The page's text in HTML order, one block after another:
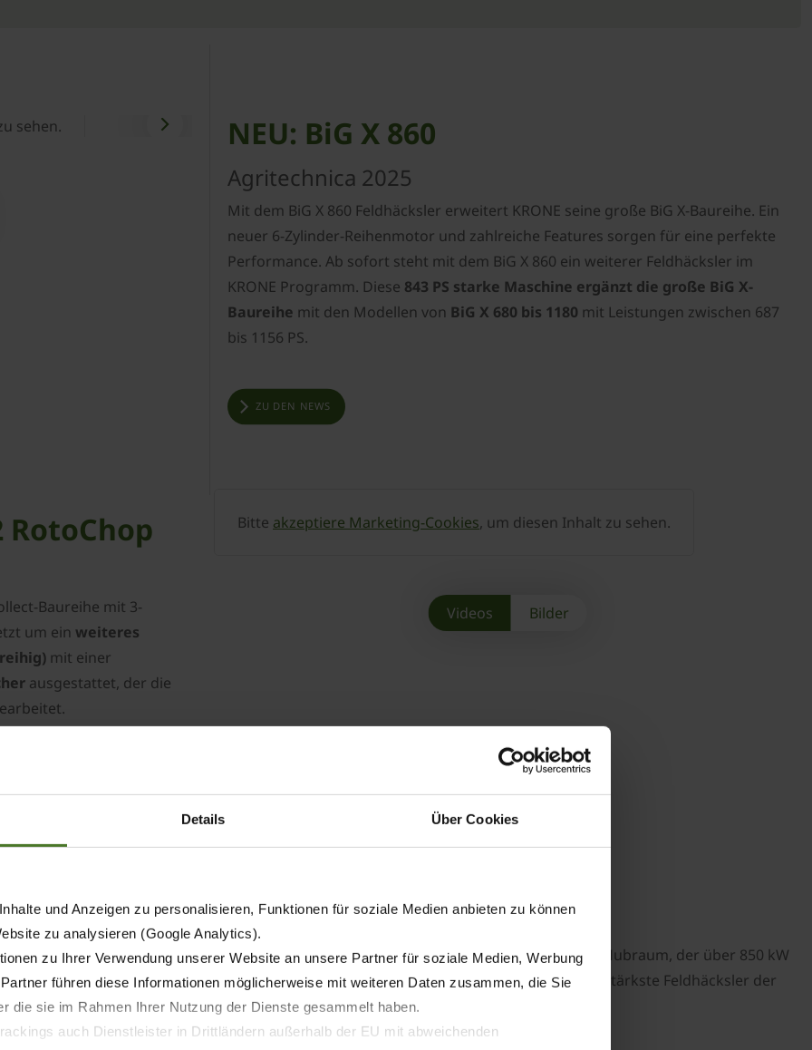
Details Über Cookies
und Anzeigen zu personalisieren, Funktionen für soziale Medien anbieten zu können
zu analysieren (Google Analytics).
zu Ihrer Verwendung unserer Website an unsere Partner für soziale Medien, Werbung
führen diese Informationen möglicherweise mit weiteren Daten zusammen, die Sie
die sie im Rahmen Ihrer Nutzung der Dienste gesammelt haben.
auch Dienstleister in Drittländern außerhalb der EU mit abweichenden
sehen. Bitteakzeptiere Marketing-Cookies
NEU: BiG X 860
Agritechnica 2025
Mit dem BiG X 860 Feldhäcksler erweitert KRONE seine große BiG X-Baureihe. Ein
neuer 6-Zylinder-Reihenmotor und zahlreiche Features sorgen für eine perfekte
Performance. Ab sofort steht mit dem BiG X 860 ein weiterer Feldhäcksler im
KRONE Programm. Diese 843 PS starke Maschine ergänzt die große BiG X-
Baureihe mit den Modellen von BiG X 680 bis 1180 mit Leistungen zwischen 687
bis 1156 PS.
ZU DEN NEWS
RotoChop
Baureihe mit 3-
um ein weiteres
mit einer
ausgestattet, der die
Bitte akzeptiere Marketing-Cookies, um diesen Inhalt zu sehen.
Videos Bilder
sehen.
KRONE BiG X 1180
Ausgestattet mit einem Liebherr V12 Motor mit 24,24 l Hubraum, der über 850 kW
(1156 PS) verfügt, ist der KRONE BiG X 1180 der aktuell stärkste Feldhäcksler der
Welt.